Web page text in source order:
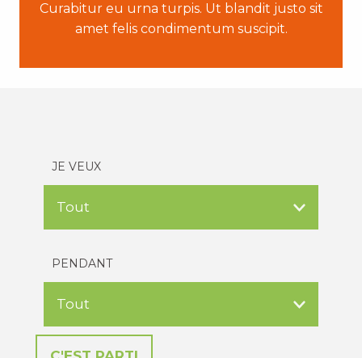
Curabitur eu urna turpis. Ut blandit justo sit
amet felis condimentum suscipit.
JE VEUX
PENDANT